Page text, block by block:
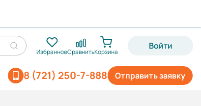
ИзбранноеСравнитьКорзина
Войти
Отправить заявку
8 (721) 250-7-888